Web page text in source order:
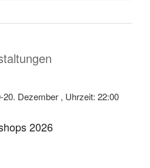
-20. Dezember , Uhrzeit: 22:00
2026